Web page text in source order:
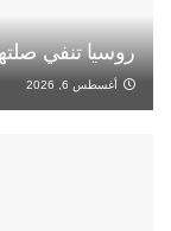
روسيا تنفي
أغسطس 6, 2026